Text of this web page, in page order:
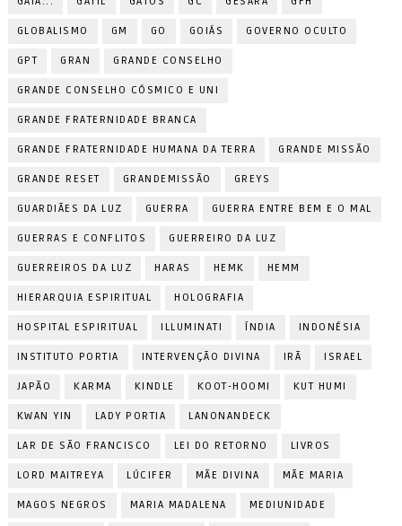
GLOBALISMO GM GO GOIÁS GOVERNO OCULTO
GPT GRAN GRANDE CONSELHO
GRANDE CONSELHO CÓSMICO E UNI
GRANDE FRATERNIDADE BRANCA
GRANDE FRATERNIDADE HUMANA DA TERRA GRANDE MISSÃO
GRANDE RESET GRANDEMISSÃO GREYS
GUARDIÃES DA LUZ GUERRA GUERRA ENTRE BEM E O MAL
GUERRAS E CONFLITOS GUERREIRO DA LUZ
GUERREIROS DA LUZ HARAS HEMK HEMM
HIERARQUIA ESPIRITUAL HOLOGRAFIA
HOSPITAL ESPIRITUAL ILLUMINATI ÍNDIA INDONÉSIA
INSTITUTO PORTIA INTERVENÇÃO DIVINA IRÃ ISRAEL
JAPÃO KARMA KINDLE KOOT-HOOMI KUT HUMI
KWAN YIN LADY PORTIA LANONANDECK
LAR DE SÃO FRANCISCO LEI DO RETORNO LIVROS
LORD MAITREYA LÚCIFER MÃE DIVINA MÃE MARIA
MAGOS NEGROS MARIA MADALENA MEDIUNIDADE